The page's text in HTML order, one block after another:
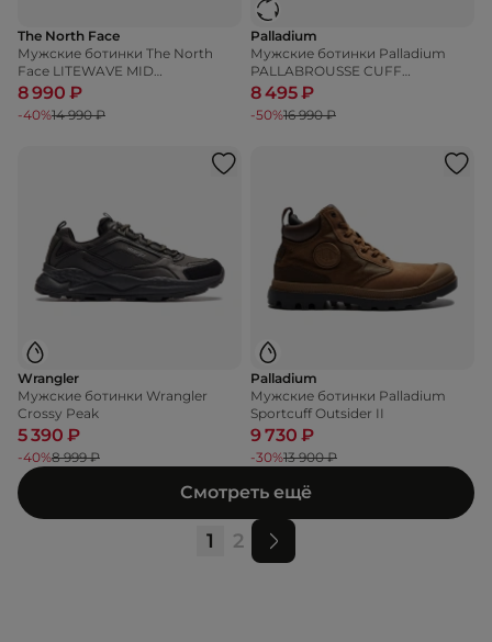
The North Face
Мужские ботинки The North
Face LITEWAVE MID
FUTURELIGHT
8 990 ₽
-40%14 990 ₽
Palladium
Мужские ботинки Palladium
PALLABROUSSE CUFF
WATERPROOF +
8 495 ₽
-50%16 990 ₽
Wrangler
Мужские ботинки Wrangler
Crossy Peak
5 390 ₽
-40%8 999 ₽
Palladium
Мужские ботинки Palladium
Sportcuff Outsider II
9 730 ₽
-30%13 900 ₽
Смотреть ещё
1 2